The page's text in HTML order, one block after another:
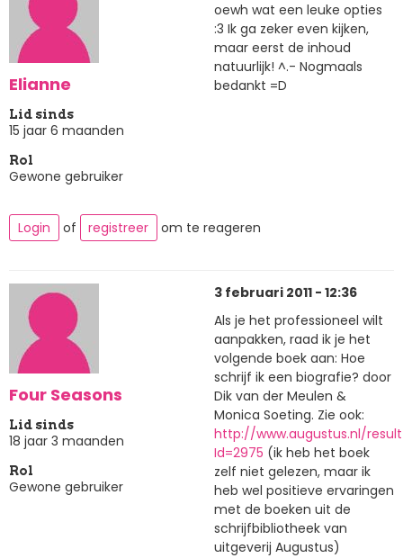
Elianne
Lid sinds
15 jaar 6 maanden
Rol
Gewone gebruiker
oewh wat een leuke opties
:3 Ik ga zeker even kijken,
maar eerst de inhoud
natuurlijk! ^.- Nogmaals
bedankt =D
Login of registreer om te reageren
Four Seasons
Lid sinds
18 jaar 3 maanden
Rol
Gewone gebruiker
3 februari 2011 - 12:36
Als je het professioneel wilt
aanpakken, raad ik je het
volgende boek aan: Hoe
schrijf ik een biografie? door
Dik van der Meulen &
Monica Soeting. Zie ook:
http://www.augustus.nl/
Id=2975 (ik heb het boek
zelf niet gelezen, maar ik
heb wel positieve ervaringen
met de boeken uit de
schrijfbibliotheek van
uitgeverij Augustus)